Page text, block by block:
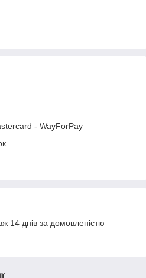
- WayForPay
14 днів за домовленістю